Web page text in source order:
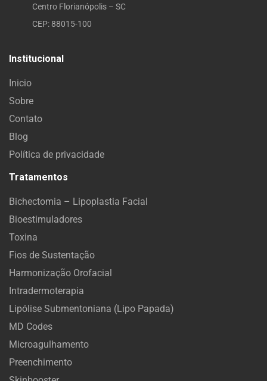
Centro Florianópolis – SC
CEP: 88015-100
Institucional
Inicio
Sobre
Contato
Blog
Política de privacidade
Tratamentos
Bichectomia – Lipoplastia Facial
Bioestimuladores
Toxina
Fios de Sustentação
Harmonização Orofacial
Intradermoterapia
Lipólise Submentoniana (Lipo Papada)
MD Codes
Microagulhamento
Preenchimento